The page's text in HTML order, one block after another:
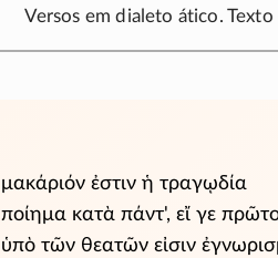
Versos em dialeto ático.
μακάριόν ἐστιν ἡ τραγῳδία
ποίημα κατὰ πάντ', εἴ γε
ὑπὸ τῶν θεατῶν εἰσιν